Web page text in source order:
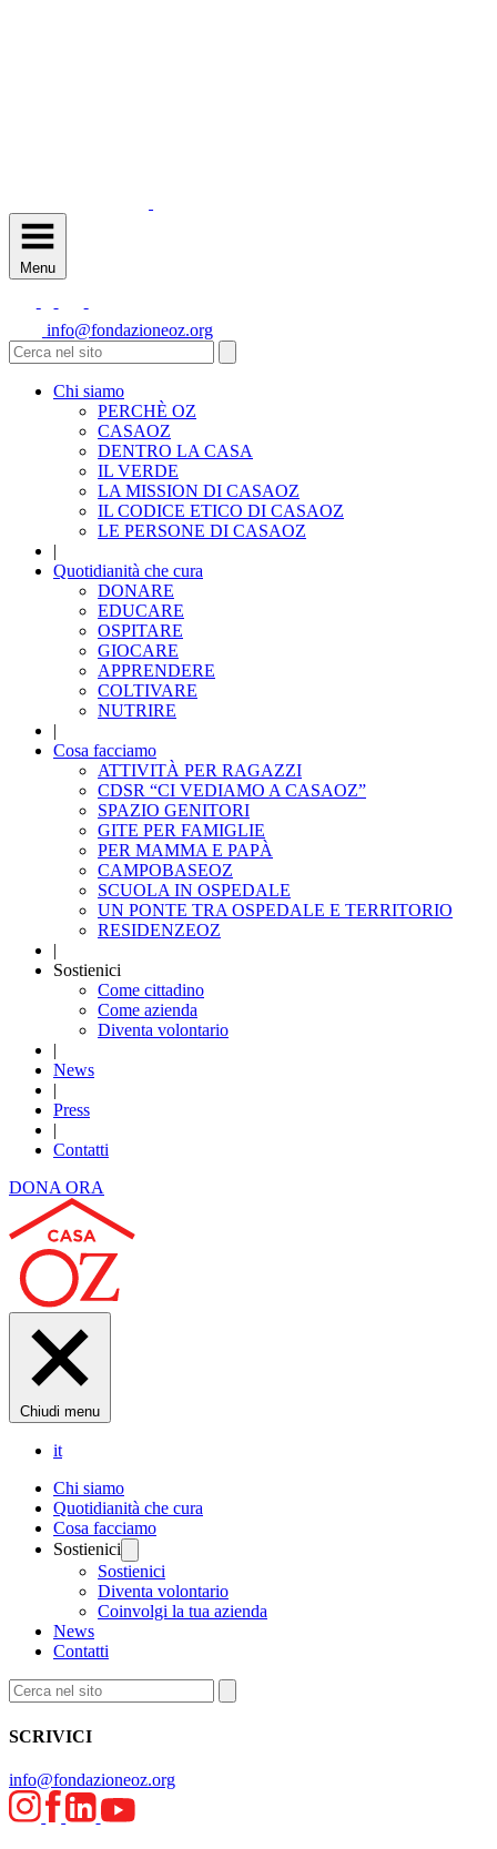
Menu
info@fondazioneoz.org
Chi siamo
PERCHÈ OZ
CASAOZ
DENTRO LA CASA
IL VERDE
LA MISSION DI CASAOZ
IL CODICE ETICO DI CASAOZ
LE PERSONE DI CASAOZ
|
Quotidianità che cura
DONARE
EDUCARE
OSPITARE
GIOCARE
APPRENDERE
COLTIVARE
NUTRIRE
|
Cosa facciamo
ATTIVITÀ PER RAGAZZI
CDSR “CI VEDIAMO A CASAOZ”
SPAZIO GENITORI
GITE PER FAMIGLIE
PER MAMMA E PAPÀ
CAMPOBASEOZ
SCUOLA IN OSPEDALE
UN PONTE TRA OSPEDALE E TERRITORIO
RESIDENZEOZ
|
Sostienici
Come cittadino
Come azienda
Diventa volontario
|
News
|
Press
|
Contatti
DONA ORA
Chiudi menu
it
Chi siamo
Quotidianità che cura
Cosa facciamo
Sostienici
Sostienici
Diventa volontario
Coinvolgi la tua azienda
News
Contatti
SCRIVICI
info@fondazioneoz.org